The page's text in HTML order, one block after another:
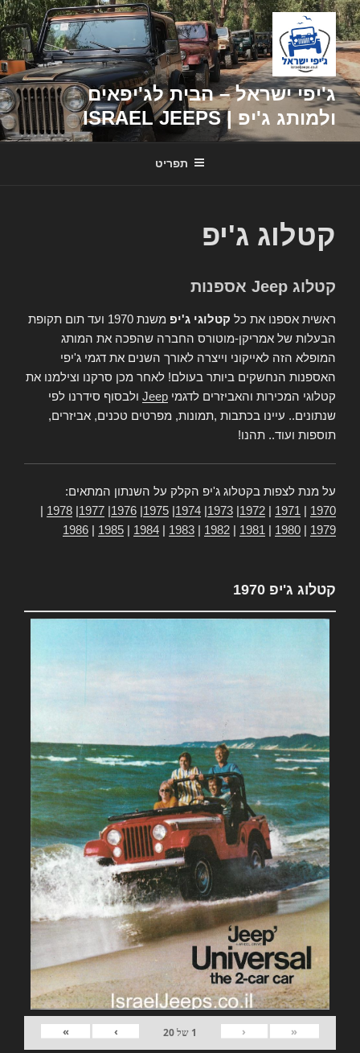
דילוג
לתוכן
ג'יפי ישראל – הבית לג'יפאים
ולמותג ג'יפ | ISRAEL JEEPS
תפריט
קטלוג ג'יפ
קטלוג Jeep אספנות
ראשית אספנו את כל קטלוגי ג'יפ
משנת 1970 ועד תום תקופת
הבעלות של אמריקן-מוטורס החברה שהפכה את המותג
המופלא הזה לאייקוני וייצרה לאורך השנים את דגמי ג'יפי
האספנות הנחשקים ביותר בעולם! לאחר מכן סרקנו וצילמנו את
קטלוגי המכירות והאביזרים לדגמי Jeep ולבסוף סידרנו לפי
שנתונים.. עיינו בכתבות ,תמונות, מפרטים טכנים, אביזרים,
תוספות ועוד.. תהנו!
על מנת לצפות בקטלוג ג'יפ הקלק על השנתון המתאים:
1970
1971
1972
1973
1974
1975
1976
1977
1978
1979
1980
1981
1982
1983
1984
1985
1986
קטלוג ג'יפ 1970
«
‹
1 של20
›
»